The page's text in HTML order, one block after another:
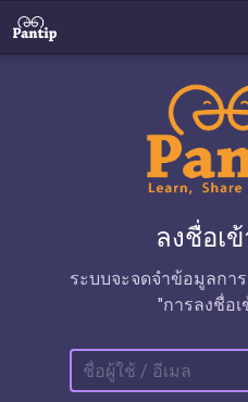
ลงชื่อเ
ระบบจะจดจำข้อมูลกา
"การลงชื่อ